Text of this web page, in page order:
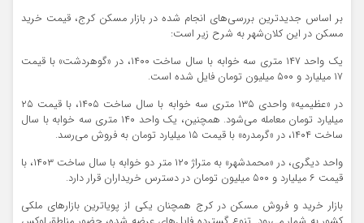
بر اساس جدیدترین بررسی‌های انجام شده در بازار مسکن کرج، قیمت خرید
مسکن در این کلان‌شهر به شرح زیر است:
یک واحد ۱۴۷ متری سه خوابه با سال ساخت ۱۴۰۰، در «گوهردشت» با قیمت
۱۷ میلیارد و ۵۰۰ میلیون تومان فایل شده است.
در «عظیمیه» واحدی ۱۳۵ متری سه خوابه با سال ساخت ۱۴۰۵، با قیمت ۲۵
میلیارد تومان معامله می‌شود. همچنین، یک واحد ۱۴۰ متری سه خوابه با سال
ساخت ۱۴۰۴، در «گرمدره» با قیمت ۱۵ میلیارد تومان به فروش می‌رسد.
واحد دیگری، در «محمدشهر» به متراژ ۱۲۰ متر دو خوابه با سال ساخت ۱۴۰۳، با
قیمت ۶ میلیارد و ۵۰۰ میلیون تومان در دسترس خریداران قرار دارد.
بازار خرید و فروش مسکن در کرج همچنان یکی از پویاترین بازارهای ملکی